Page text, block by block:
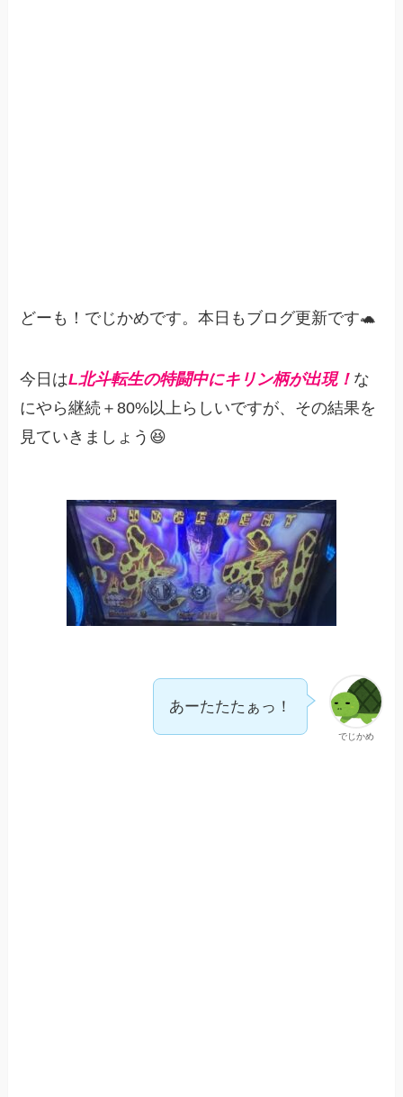
どーも！でじかめです。本日もブログ更新です🐢
今日はL北斗転生の特闘中にキリン柄が出現！ な
にやら継続＋80%以上らしいですが、その結果を
見ていきましょう😆
でじかめ
あーたたたぁっ！